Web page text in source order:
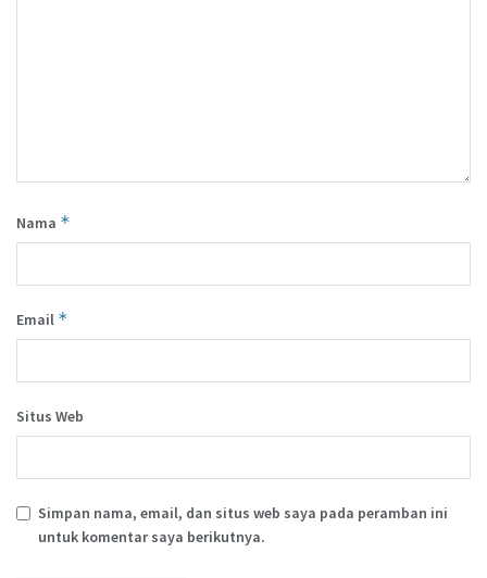
Nama *
Email *
Situs Web
Simpan nama, email, dan situs web saya pada peramban ini
untuk komentar saya berikutnya.